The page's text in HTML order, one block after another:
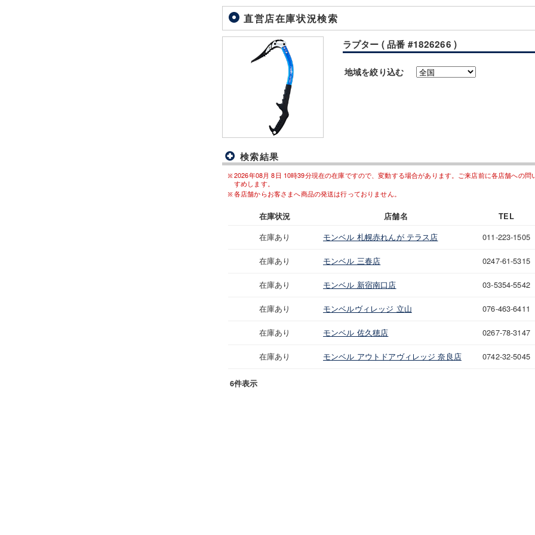
直営店在庫状況検索
ラプター ( 品番 #1826266 )
地域を絞り込む
検索結果
2026年08月 8日 10時39分現在の在庫ですので、変動する場合があります。ご来店前に各店舗への問
すめします。
各店舗からお客さまへ商品の発送は行っておりません。
在庫状況 店舗名 TEL
在庫あり モンベル 札幌赤れんが テラス店 011-223-1505
在庫あり モンベル 三春店 0247-61-5315
在庫あり モンベル 新宿南口店 03-5354-5542
在庫あり モンベルヴィレッジ 立山 076-463-6411
在庫あり モンベル 佐久穂店 0267-78-3147
在庫あり モンベル アウトドアヴィレッジ 奈良店 0742-32-5045
6件表示